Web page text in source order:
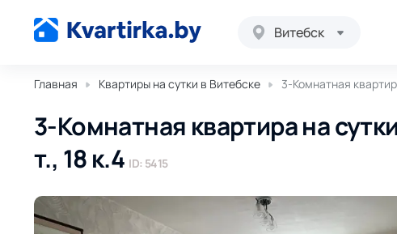
Витебск
Главная Квартиры на сутки в Витебске 3-Комнатная
3-Комнатная квартира на
т., 18 к.4 ID: 5415